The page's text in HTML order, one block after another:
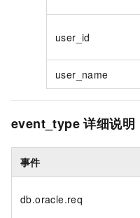
user_id
user_name
event_type 详细说明
事件
db.oracle.req